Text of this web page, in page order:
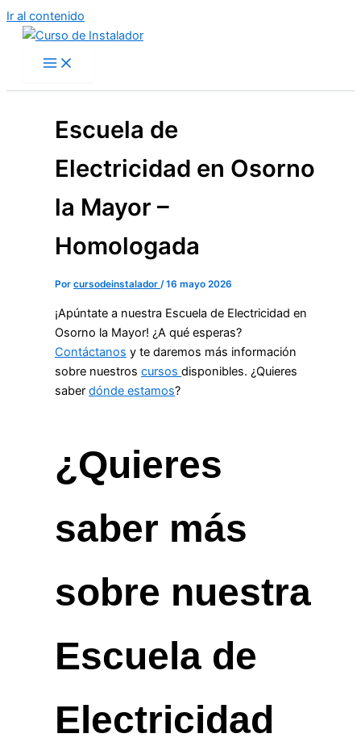
Ir al contenido
Escuela de
Electricidad en Osorno
la Mayor –
Homologada
Por cursodeinstalador /16 mayo 2026
¡Apúntate a nuestra Escuela de Electricidad en
Osorno la Mayor! ¿A qué esperas?
Contáctanos y te daremos más información
sobre nuestros cursos disponibles. ¿Quieres
saber dónde estamos?
¿Quieres
saber más
sobre nuestra
Escuela de
Electricidad